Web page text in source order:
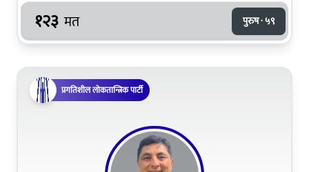
१२३ मत पुरुष · ५९
प्रगतिशील लोकतान्त्रिक पार्टी